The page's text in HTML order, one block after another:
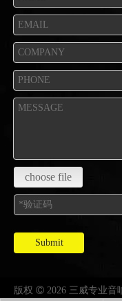
choose file
Submit
版权  2026 三威专业音